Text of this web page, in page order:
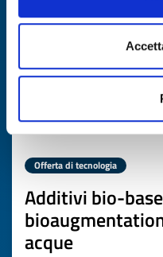
Offerta di tecnologia
Additivi bio-
acque